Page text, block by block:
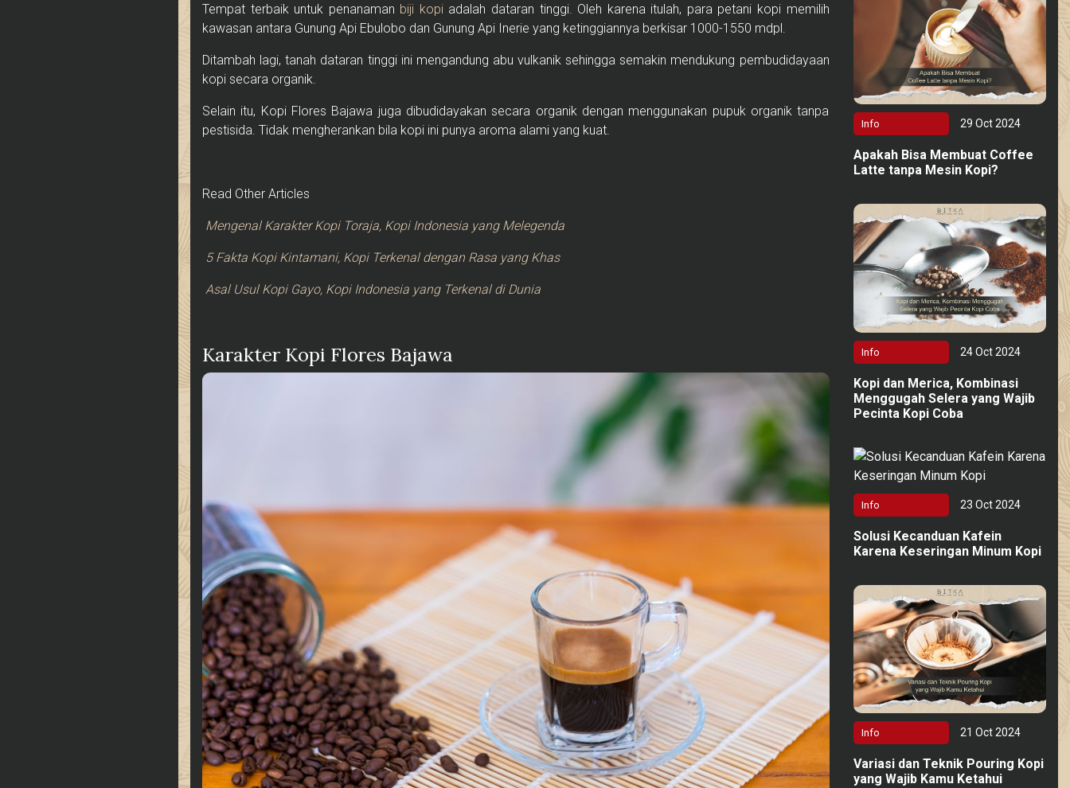
Tempat terbaik untuk penanaman biji kopiadalah dataran tinggi. Oleh karena itulah, para petani kopi memilih
kawasan antara Gunung Api Ebulobo dan Gunung Api Inerie yang ketinggiannya berkisar 1000-1550 mdpl.
Ditambah lagi, tanah dataran tinggi ini mengandung abu vulkanik sehingga semakin mendukung pembudidayaan
kopi secara organik.
Selain itu, Kopi Flores Bajawa juga dibudidayakan secara organik dengan menggunakan pupuk organik tanpa
pestisida. Tidak mengherankan bila kopi ini punya aroma alami yang kuat.
Read Other Articles
Mengenal Karakter Kopi Toraja, Kopi Indonesia yang Melegenda
5 Fakta Kopi Kintamani, Kopi Terkenal dengan Rasa yang Khas
Asal Usul Kopi Gayo, Kopi Indonesia yang Terkenal di Dunia
Karakter Kopi Flores Bajawa
Info 29 Oct 2024
Apakah Bisa Membuat Coffee
Latte tanpa Mesin Kopi?
Info 24 Oct 2024
Kopi dan Merica, Kombinasi
Menggugah Selera yang Wajib
Pecinta Kopi Coba
Info 23 Oct 2024
Solusi Kecanduan Kafein
Karena Keseringan Minum Kopi
Info 21 Oct 2024
Variasi dan Teknik Pouring Kopi
yang Wajib Kamu Ketahui